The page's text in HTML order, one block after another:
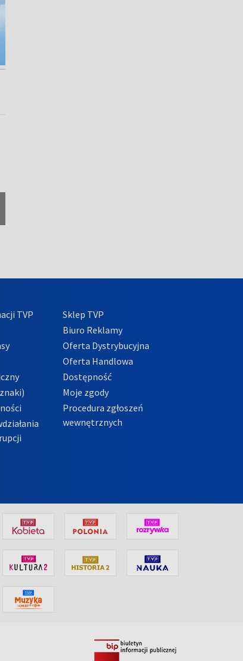
TVP
Sklep TVP
Biuro Reklamy
Oferta Dystrybucyjna
Oferta Handlowa
Dostępność
Moje zgody
Procedura zgłoszeń
wewnętrznych